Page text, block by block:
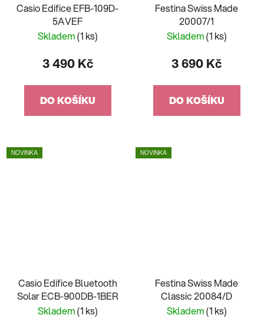
Casio Edifice EFB-109D-
5AVEF
Skladem(1 ks)
3 490 Kč
DO KOŠÍKU
Festina Swiss Made
20007/1
Skladem(1 ks)
3 690 Kč
DO KOŠÍKU
NOVINKA
Casio Edifice Bluetooth
Solar ECB-900DB-1BER
Skladem(1 ks)
NOVINKA
Festina Swiss Made
Classic 20084/D
Skladem(1 ks)